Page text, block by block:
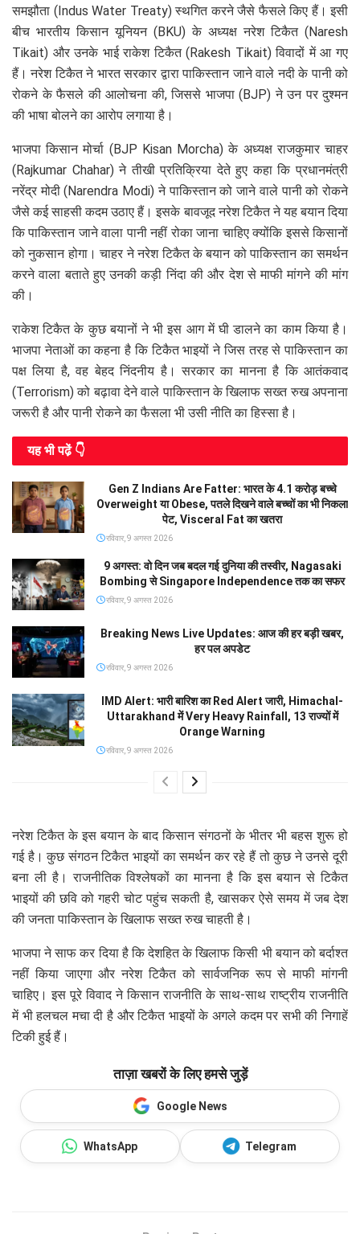
समझौता (Indus Water Treaty) स्थगित करने जैसे फैसले किए हैं। इसी
बीच भारतीय किसान यूनियन (BKU) के अध्यक्ष नरेश टिकैत (Naresh
Tikait) और उनके भाई राकेश टिकैत (Rakesh Tikait) विवादों में आ गए
हैं। नरेश टिकैत ने भारत सरकार द्वारा पाकिस्तान जाने वाले नदी के पानी को
रोकने के फैसले की आलोचना की, जिससे भाजपा (BJP) ने उन पर दुश्मन
की भाषा बोलने का आरोप लगाया है।
भाजपा किसान मोर्चा (BJP Kisan Morcha) के अध्यक्ष राजकुमार चाहर
(Rajkumar Chahar) ने तीखी प्रतिक्रिया देते हुए कहा कि प्रधानमंत्री
नरेंद्र मोदी (Narendra Modi) ने पाकिस्तान को जाने वाले पानी को रोकने
जैसे कई साहसी कदम उठाए हैं। इसके बावजूद नरेश टिकैत ने यह बयान दिया
कि पाकिस्तान जाने वाला पानी नहीं रोका जाना चाहिए क्योंकि इससे किसानों
को नुकसान होगा। चाहर ने नरेश टिकैत के बयान को पाकिस्तान का समर्थन
करने वाला बताते हुए उनकी कड़ी निंदा की और देश से माफी मांगने की मांग
की।
राकेश टिकैत के कुछ बयानों ने भी इस आग में घी डालने का काम किया है।
भाजपा नेताओं का कहना है कि टिकैत भाइयों ने जिस तरह से पाकिस्तान का
पक्ष लिया है, वह बेहद निंदनीय है। सरकार का मानना है कि आतंकवाद
(Terrorism) को बढ़ावा देने वाले पाकिस्तान के खिलाफ सख्त रुख अपनाना
जरूरी है और पानी रोकने का फैसला भी उसी नीति का हिस्सा है।
यह भी पढे़ं 👇
Gen Z Indians Are Fatter: भारत के 4.1 करोड़ बच्चे
Overweight या Obese, पतले दिखने वाले बच्चों का भी निकला
पेट, Visceral Fat का खतरा
रविवार, 9 अगस्त 2026
9 अगस्त: वो दिन जब बदल गई दुनिया की तस्वीर, Nagasaki
Bombing से Singapore Independence तक का सफर
रविवार, 9 अगस्त 2026
Breaking News Live Updates: आज की हर बड़ी खबर,
हर पल अपडेट
रविवार, 9 अगस्त 2026
IMD Alert: भारी बारिश का Red Alert जारी, Himachal-
Uttarakhand में Very Heavy Rainfall, 13 राज्यों में
Orange Warning
रविवार, 9 अगस्त 2026
नरेश टिकैत के इस बयान के बाद किसान संगठनों के भीतर भी बहस शुरू हो
गई है। कुछ संगठन टिकैत भाइयों का समर्थन कर रहे हैं तो कुछ ने उनसे दूरी
बना ली है। राजनीतिक विश्लेषकों का मानना है कि इस बयान से टिकैत
भाइयों की छवि को गहरी चोट पहुंच सकती है, खासकर ऐसे समय में जब देश
की जनता पाकिस्तान के खिलाफ सख्त रुख चाहती है।
भाजपा ने साफ कर दिया है कि देशहित के खिलाफ किसी भी बयान को बर्दाश्त
नहीं किया जाएगा और नरेश टिकैत को सार्वजनिक रूप से माफी मांगनी
चाहिए। इस पूरे विवाद ने किसान राजनीति के साथ-साथ राष्ट्रीय राजनीति
में भी हलचल मचा दी है और टिकैत भाइयों के अगले कदम पर सभी की निगाहें
टिकी हुई हैं।
ताज़ा खबरों के लिए हमसे जुड़ें
Google News
WhatsApp Telegram